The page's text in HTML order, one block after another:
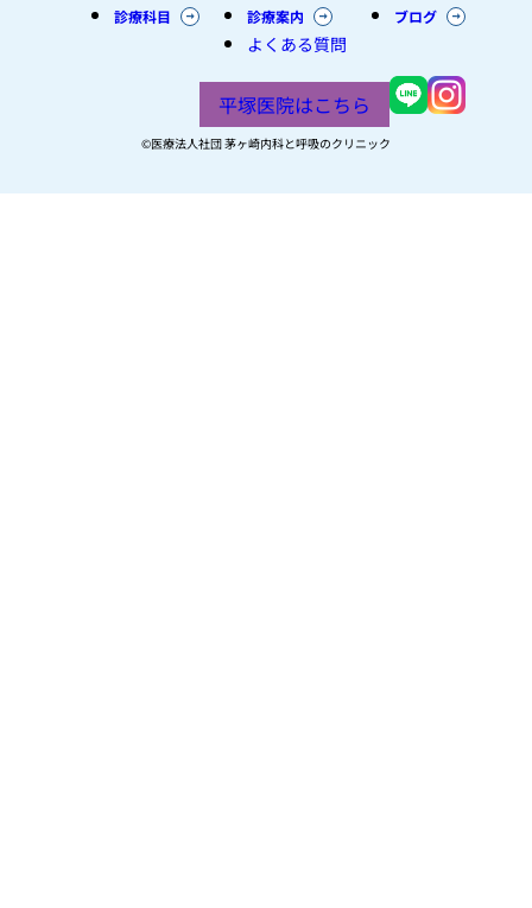
診療科目 診療案内
よくある質問
ブログ
平塚医院はこちら
©︎医療法人社団 茅ヶ崎内科と呼吸のクリニック